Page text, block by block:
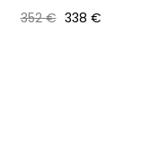
Bežná cena
352 € Cena
338 €